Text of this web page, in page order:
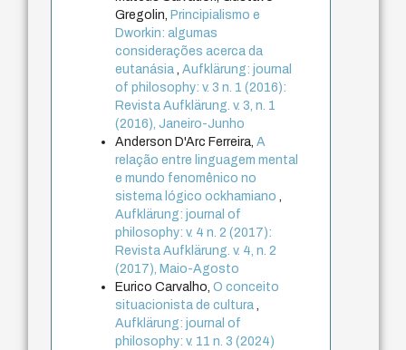
Gregolin, Principialismo e
Dworkin: algumas
considerações acerca da
eutanásia,Aufklärung: journal
of philosophy: v. 3 n. 1 (2016):
Revista Aufklärung. v. 3, n. 1
(2016), Janeiro-Junho
Anderson D'Arc Ferreira,A
relação entre linguagem mental
e mundo fenomênico no
sistema lógico ockhamiano,
Aufklärung: journal of
philosophy: v. 4 n. 2 (2017):
Revista Aufklärung. v. 4, n. 2
(2017), Maio-Agosto
Eurico Carvalho,O conceito
situacionista de cultura,
Aufklärung: journal of
philosophy: v. 11 n. 3 (2024)